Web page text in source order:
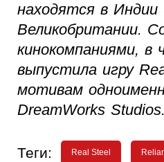
находятся в Индии
Великобритании.
кинокомпаниями, в
выпустила игру
мотивам
DreamWorks Studios.
Теги: Real Steel